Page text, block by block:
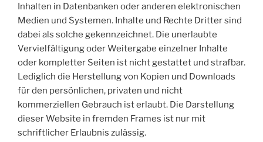
Inhalten in Datenbanken oder anderen elektronischen
Medien und Systemen. Inhalte und Rechte Dritter sind
dabei als solche gekennzeichnet. Die unerlaubte
Vervielfältigung oder Weitergabe einzelner Inhalte
oder kompletter Seiten ist nicht gestattet und strafbar.
Lediglich die Herstellung von Kopien und Downloads
für den persönlichen, privaten und nicht
kommerziellen Gebrauch ist erlaubt. Die Darstellung
dieser Website in fremden Frames ist nur mit
schriftlicher Erlaubnis zulässig.